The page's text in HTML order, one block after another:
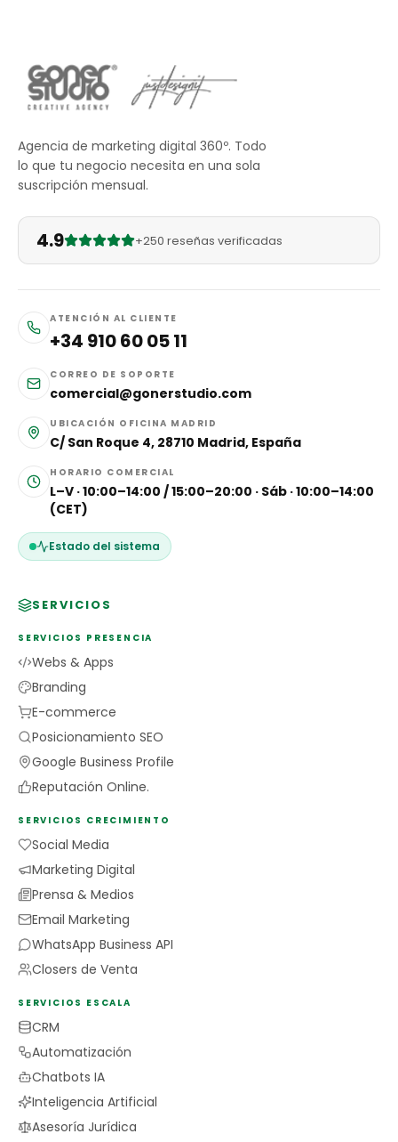
Agencia de marketing digital 360º. Todo
lo que tu negocio necesita en una sola
suscripción mensual.
4.9 +250 reseñas verificadas
ATENCIÓN AL CLIENTE
+34 910 60 05 11
CORREO DE SOPORTE
comercial@gonerstudio.com
UBICACIÓN OFICINA MADRID
C/ San Roque 4, 28710 Madrid, España
HORARIO COMERCIAL
L–V · 10:00–14:00 / 15:00–20:00 · Sáb · 10:00–14:00
(CET)
Estado del sistema
SERVICIOS
SERVICIOS PRESENCIA
Webs & Apps
Branding
E-commerce
Posicionamiento SEO
Google Business Profile
Reputación Online.
SERVICIOS CRECIMIENTO
Social Media
Marketing Digital
Prensa & Medios
Email Marketing
WhatsApp Business API
Closers de Venta
SERVICIOS ESCALA
CRM
Automatización
Chatbots IA
Inteligencia Artificial
Asesoría Jurídica